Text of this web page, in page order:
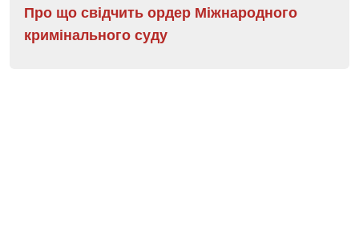
Про що свідчить ордер Міжнародного
кримінального суду